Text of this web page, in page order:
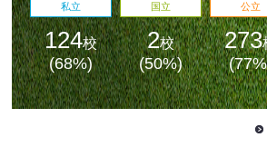
私立
124校
(68%)
国立
2校
(50%)
公立
273